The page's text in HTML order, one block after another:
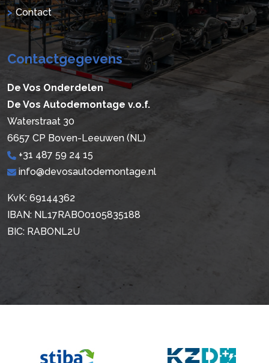
Contact
Contactgegevens
De Vos Onderdelen
De Vos Autodemontage v.o.f.
Waterstraat 30
6657 CP Boven-Leeuwen (NL)
+31 487 59 24 15
info@devosautodemontage.nl
KvK: 69144362
IBAN: NL17RABO0105835188
BIC: RABONL2U